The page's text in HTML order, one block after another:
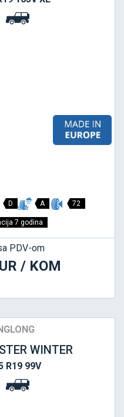
D A 72
7 godina
PDV-om
/ KOM
WINTER
R19 99V